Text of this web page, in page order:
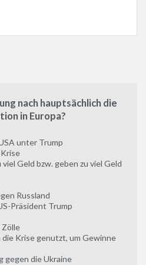
nach hauptsächlich die
in Europa?
unter Trump
Geld bzw. geben zu viel Geld
Russland
Präsident Trump
die Krise genutzt, um Gewinne
gegen die Ukraine